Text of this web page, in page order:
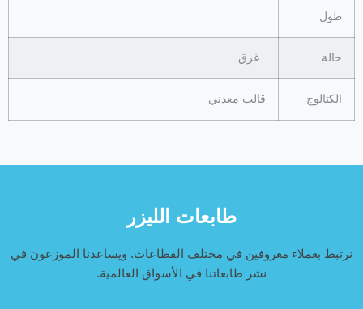
طول
حالة غرق
الكتالوج قالب معدني
طابعات الليزر
نرتبط بعملاء معروفين في مختلف القطاعات. ويساعدنا الموزعون في
نشر طابعاتنا في الأسواق العالمية.